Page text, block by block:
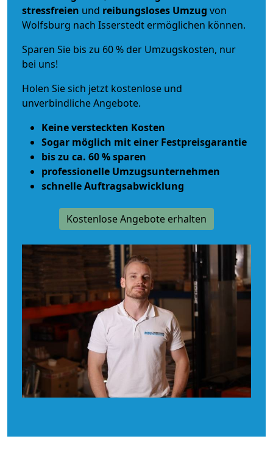
stressfreien und reibungsloses Umzug von
Wolfsburg nach Isserstedt ermöglichen können.
Sparen Sie bis zu 60 % der Umzugskosten, nur
bei uns!
Holen Sie sich jetzt kostenlose und
unverbindliche Angebote.
Keine versteckten Kosten
Sogar möglich mit einer Festpreisgarantie
bis zu ca. 60 % sparen
professionelle Umzugsunternehmen
schnelle Auftragsabwicklung
Kostenlose Angebote erhalten